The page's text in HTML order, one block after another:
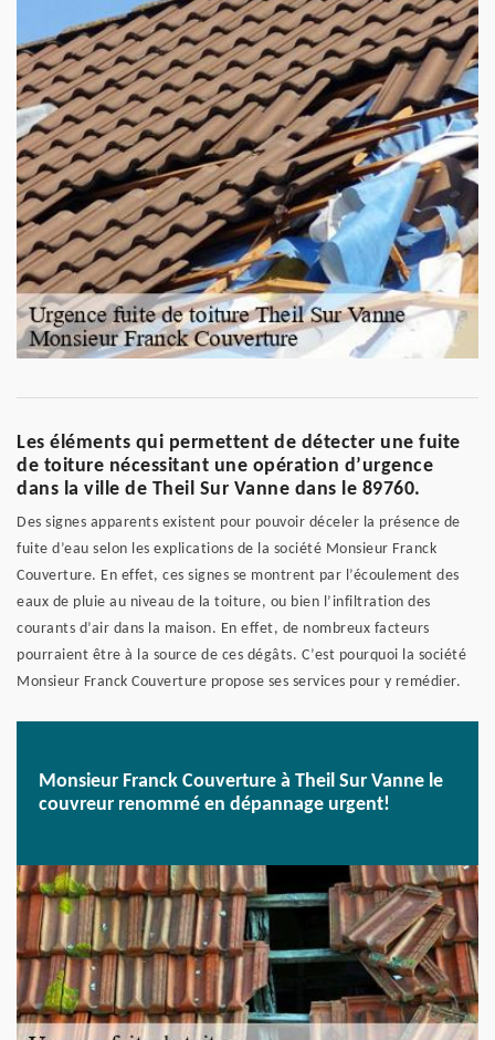
Les éléments qui permettent de détecter une fuite
de toiture nécessitant une opération d’urgence
dans la ville de Theil Sur Vanne dans le 89760.
Des signes apparents existent pour pouvoir déceler la présence de
fuite d’eau selon les explications de la société Monsieur Franck
Couverture. En effet, ces signes se montrent par l’écoulement des
eaux de pluie au niveau de la toiture, ou bien l’infiltration des
courants d’air dans la maison. En effet, de nombreux facteurs
pourraient être à la source de ces dégâts. C’est pourquoi la société
Monsieur Franck Couverture propose ses services pour y remédier.
Monsieur Franck Couverture à Theil Sur Vanne le
couvreur renommé en dépannage urgent!